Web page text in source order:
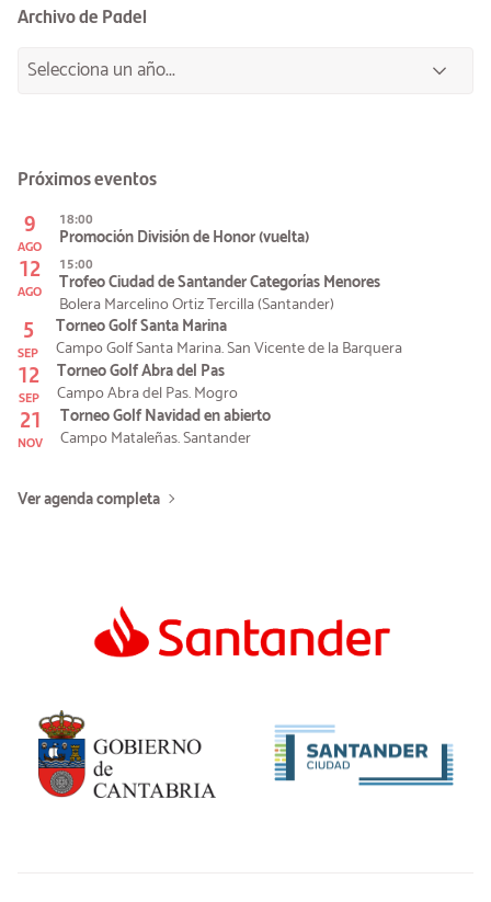
Archivo de Padel
Próximos eventos
9
AGO
18:00
Promoción División de Honor (vuelta)
12
AGO
15:00
Trofeo Ciudad de Santander Categorías Menores
Bolera Marcelino Ortiz Tercilla (Santander)
5
SEP
Torneo Golf Santa Marina
Campo Golf Santa Marina. San Vicente de la Barquera
12
SEP
Torneo Golf Abra del Pas
Campo Abra del Pas. Mogro
21
NOV
Torneo Golf Navidad en abierto
Campo Mataleñas. Santander
Ver agenda completa